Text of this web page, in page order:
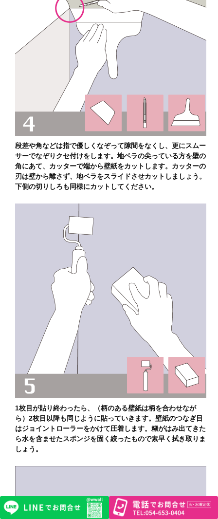
段差や角などは指で優しくなぞって隙間をなくし、更にスムー
サーでなぞりクセ付けをします。地ベラの尖っている方を壁の
角にあて、カッターで端から壁紙をカットします。カッターの
刃は壁から離さず、地ベラをスライドさせカットしましょう。
下側の切りしろも同様にカットしてください。
1枚目が貼り終わったら、（柄のある壁紙は柄を合わせなが
ら）2枚目以降も同じように貼っていきます。壁紙のつなぎ目
はジョイントローラーをかけて圧着します。糊がはみ出てきた
ら水を含ませたスポンジを固く絞ったもので素早く拭き取りま
しょう。